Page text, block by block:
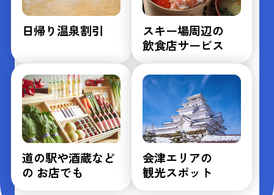
日帰り温泉割引
スキー場周辺の
飲食店サービス
道の駅や酒蔵など
の お店でも
会津エリアの
観光スポット